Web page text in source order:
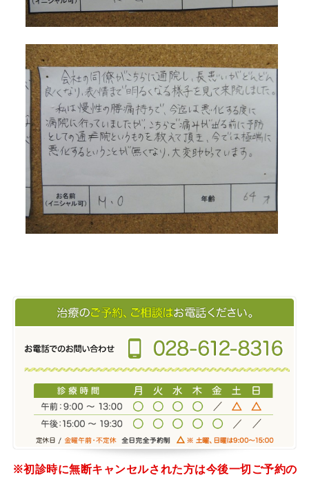
※初診時に無断キャンセルされた方は今後一切ご予約の